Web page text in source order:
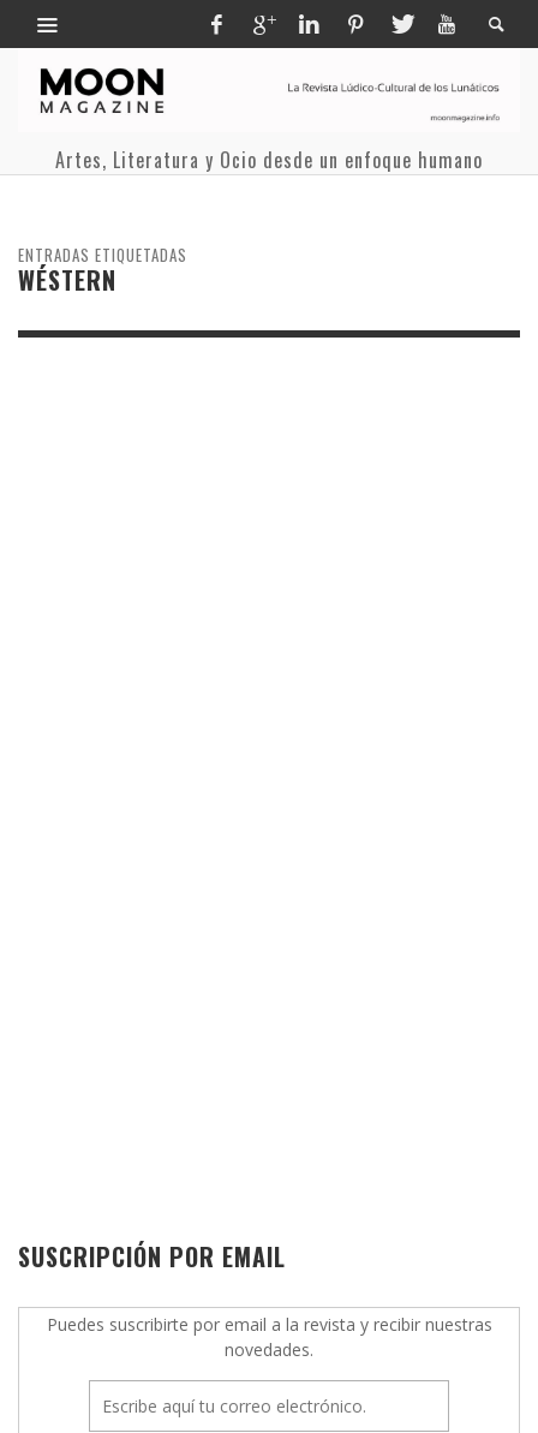
Artes, Literatura y Ocio desde un enfoque humano
ENTRADAS ETIQUETADAS
WÉSTERN
SUSCRIPCIÓN POR EMAIL
Puedes suscribirte por email a la revista y recibir nuestras
novedades.